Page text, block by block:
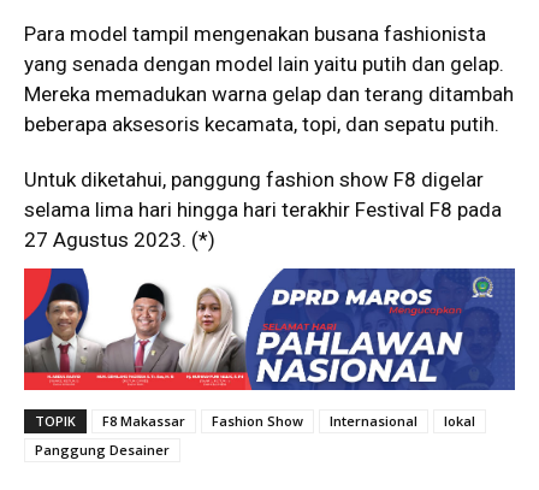
Para model tampil mengenakan busana fashionista
yang senada dengan model lain yaitu putih dan gelap.
Mereka memadukan warna gelap dan terang ditambah
beberapa aksesoris kecamata, topi, dan sepatu putih.
Untuk diketahui, panggung fashion show F8 digelar
selama lima hari hingga hari terakhir Festival F8 pada
27 Agustus 2023. (*)
TOPIK F8 Makassar Fashion Show Internasional
lokal
Panggung Desainer